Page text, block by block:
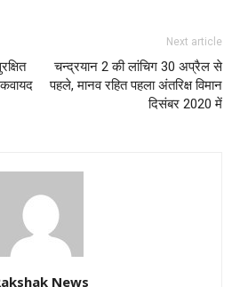
Next article
चन्द्रयान 2 की लांचिग 30 अप्रैल से
पहले, मानव रहित पहला अंतरिक्ष विमान
दिसंबर 2020 में
News